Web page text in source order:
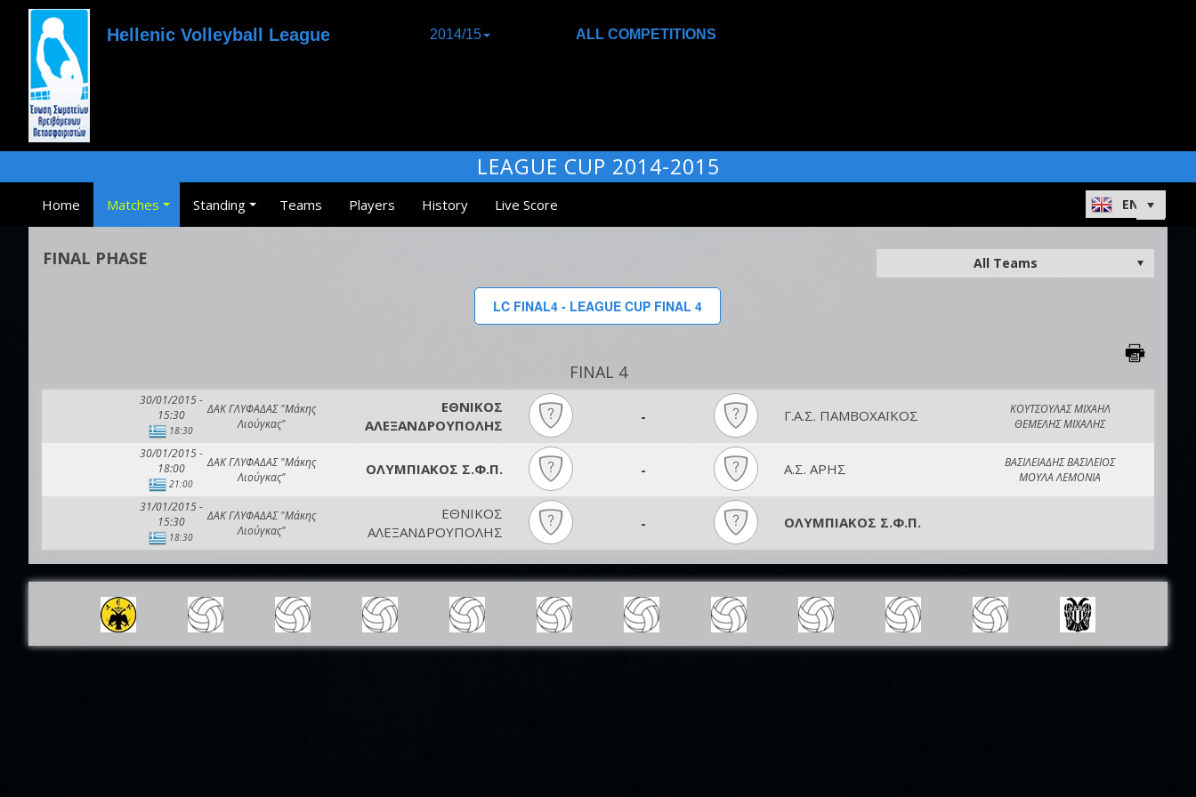
Hellenic Volleyball League 2014/15 ALL COMPETITIONS
LEAGUE CUP 2014-2015
Home Matches Standing Teams Players History Live Score
FINAL PHASE
LC FINAL4 - LEAGUE CUP FINAL 4
FINAL 4
30/01/2015 -
15:30
18:30
ΔΑΚ ΓΛΥΦΑΔΑΣ "Μάκης
Λιούγκας"
ΕΘΝΙΚΟΣ
ΑΛΕΞΑΝΔΡΟΥΠΟΛΗΣ
- Γ.Α.Σ. ΠΑΜΒΟΧΑΪΚΟΣ
ΚΟΥΤΣΟΥΛΑΣ ΜΙΧΑΗΛ
ΘΕΜΕΛΗΣ ΜΙΧΑΛΗΣ
30/01/2015 -
18:00
21:00
ΔΑΚ ΓΛΥΦΑΔΑΣ "Μάκης
Λιούγκας"
ΟΛΥΜΠΙΑΚΟΣ Σ.Φ.Π. - Α.Σ. ΑΡΗΣ
ΒΑΣΙΛΕΙΑΔΗΣ ΒΑΣΙΛΕΙΟΣ
ΜΟΥΛΑ ΛΕΜΟΝΙΑ
31/01/2015 -
15:30
18:30
ΔΑΚ ΓΛΥΦΑΔΑΣ "Μάκης
Λιούγκας"
ΕΘΝΙΚΟΣ
ΑΛΕΞΑΝΔΡΟΥΠΟΛΗΣ
- ΟΛΥΜΠΙΑΚΟΣ Σ.Φ.Π.